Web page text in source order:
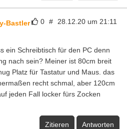
0 # 28.12.20 um 21:11
Bastler
ein Schreibtisch für den PC denn
nach sein? Meiner ist 80cm breit
Platz für Tastatur und Maus. das
recht schmal, aber 120cm
jeden Fall locker fürs Zocken
Zitieren Antworten